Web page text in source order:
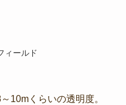
ィールド
10mくらいの透明度。